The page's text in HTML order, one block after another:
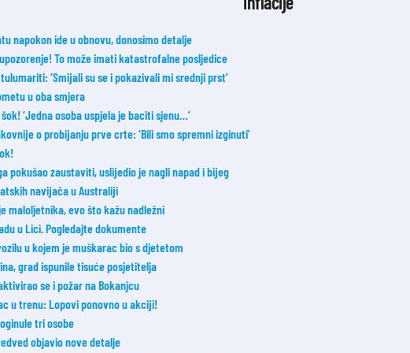
napokon ide u obnovu, donosimo detalje
To može imati katastrofalne posljedice
‘Smijali su se i pokazivali mi srednji prst’
u oba smjera
‘Jedna osoba uspjela je baciti sjenu…’
o probijanju prve crte: ‘Bili smo spremni izginuti’
pokušao zaustaviti, uslijedio je nagli napad i bijeg
navijača u Australiji
maloljetnika, evo što kažu nadležni
u Lici. Pogledajte dokumente
u kojem je muškarac bio s djetetom
grad ispunile tisuće posjetitelja
se i požar na Bokanjcu
u trenu: Lopovi ponovno u akciji!
tri osobe
objavio nove detalje